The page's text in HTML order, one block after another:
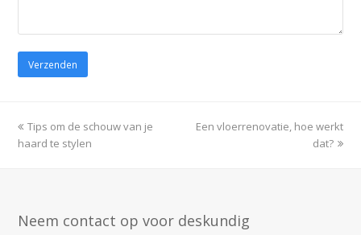
Gelieve dit veld leeg te laten.
previous
post:
Tips om de schouw van je
haard te stylen
next
Een vloerrenovatie, hoe werkt
dat?
Neem contact op voor deskundig